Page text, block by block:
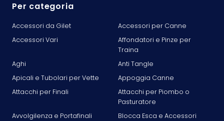
Per categoria
Accessori da Gilet
Accessori per Canne
Accessori Vari
Affondatori e Pinze per
Traina
Aghi
Anti Tangle
Apicali e Tubolari per Vette
Appoggia Canne
Attacchi per Finali
Attacchi per Piombo o
Pasturatore
Avvolgilenza e Portafinali
Blocca Esca e Accessori